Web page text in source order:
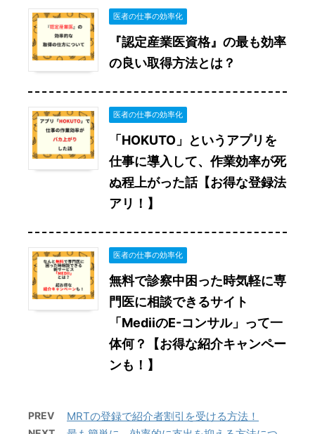
医者の仕事の効率化
『認定産業医資格』の最も効率
の良い取得方法とは？
医者の仕事の効率化
「HOKUTO」というアプリを
仕事に導入して、作業効率が死
ぬ程上がった話【お得な登録法
アリ！】
医者の仕事の効率化
無料で診察中困った時気軽に専
門医に相談できるサイト
「MediiのE-コンサル」って一
体何？【お得な紹介キャンペー
ンも！】
PREV MRTの登録で紹介者割引を受ける方法！